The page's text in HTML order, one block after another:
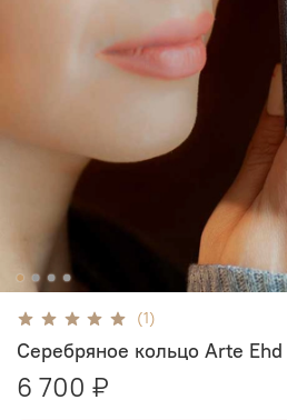
(1)
Серебряное кольцо Arte
6 700 ₽